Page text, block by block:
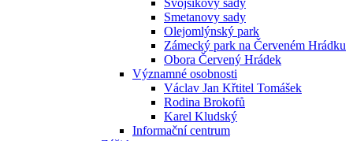
Svojsíkovy sady
Smetanovy sady
Olejomlýnský park
Zámecký park na Červeném Hrádku
Obora Červený Hrádek
Významné osobnosti
Václav Jan Křtitel Tomášek
Rodina Brokofů
Karel Kludský
Informační centrum